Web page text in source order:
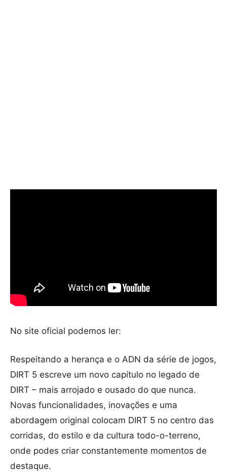
No site oficial podemos ler:
Respeitando a herança e o ADN da série de jogos,
DIRT 5 escreve um novo capítulo no legado de
DIRT – mais arrojado e ousado do que nunca.
Novas funcionalidades, inovações e uma
abordagem original colocam DIRT 5 no centro das
corridas, do estilo e da cultura todo-o-terreno,
onde podes criar constantemente momentos de
destaque.